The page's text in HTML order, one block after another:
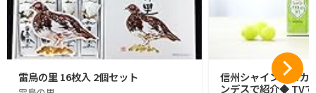
雷鳥の里 16枚入 2個セット
信州シャインマスカ
ンデスで紹介◆ TV